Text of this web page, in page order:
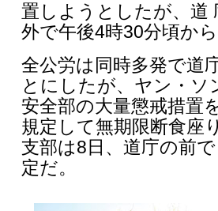
置しようとしたが、道
外で午後4時30分頃か
全公労は同時多発で道
とにしたが、ヤン・ソ
安全部の大量懲戒措置
規定して無期限断食座
支部は8日、道庁の前
定だ。